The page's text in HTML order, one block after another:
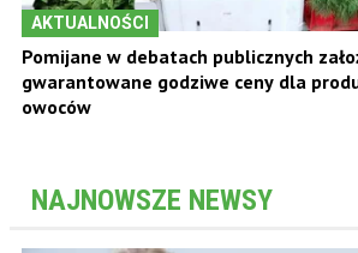
AKTUALNOŚCI
Pomijane w debatach publicznych
gwarantowane godziwe ceny dla
owoców
NAJNOWSZE NEWSY